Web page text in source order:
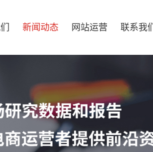
新闻动态 网站运营 联系我们